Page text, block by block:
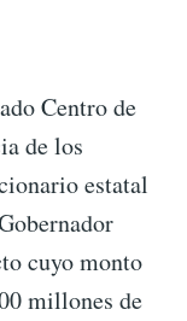
Centro de
de los
estatal
cuyo monto
millones de